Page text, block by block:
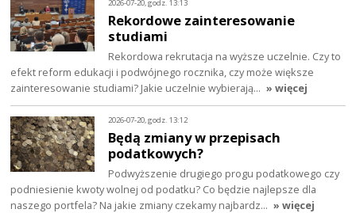
2026-07-20, godz. 13:13
Rekordowe zainteresowanie
studiami
Rekordowa rekrutacja na wyższe uczelnie. Czy to
efekt reform edukacji i podwójnego rocznika, czy może większe
zainteresowanie studiami? Jakie uczelnie wybierają… » więcej
2026-07-20, godz. 13:12
Będą zmiany w przepisach
podatkowych?
Podwyższenie drugiego progu podatkowego czy
podniesienie kwoty wolnej od podatku? Co będzie najlepsze dla
naszego portfela? Na jakie zmiany czekamy najbardz… » więcej